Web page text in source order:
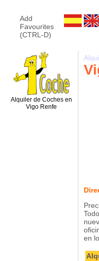
Add
Favourites
(CTRL-D)
Alquiler de Coches en
Vigo Renfe
en